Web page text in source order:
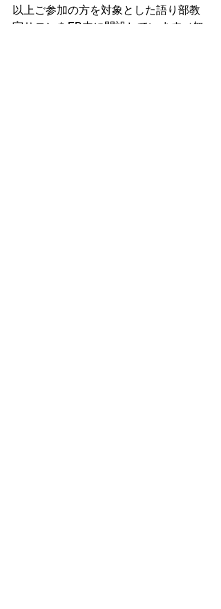
以上ご参加の方を対象とした語り部教
室サロンをFB内に開設しています（無